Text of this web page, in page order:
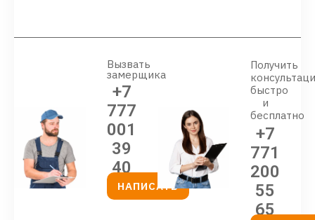
Вызвать
замерщика
+7
777
001
39
40
НАПИСАТЬ
Получить
быстро
и
бесплатно
+7
771
200
55
65